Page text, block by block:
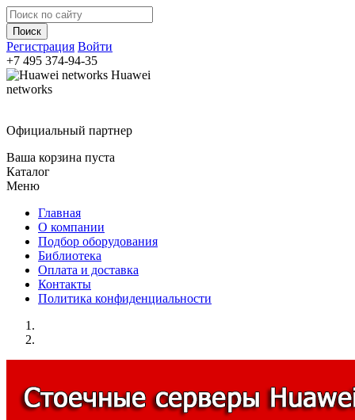
Регистрация Войти
+7 495 374-94-35
Huawei
networks
Официальный партнер
Ваша корзина пуста
Каталог
Меню
Главная
О компании
Подбор оборудования
Библиотека
Оплата и доставка
Контакты
Политика конфиденциальности